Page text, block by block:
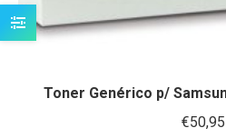
Toner Genérico p/
€50,95